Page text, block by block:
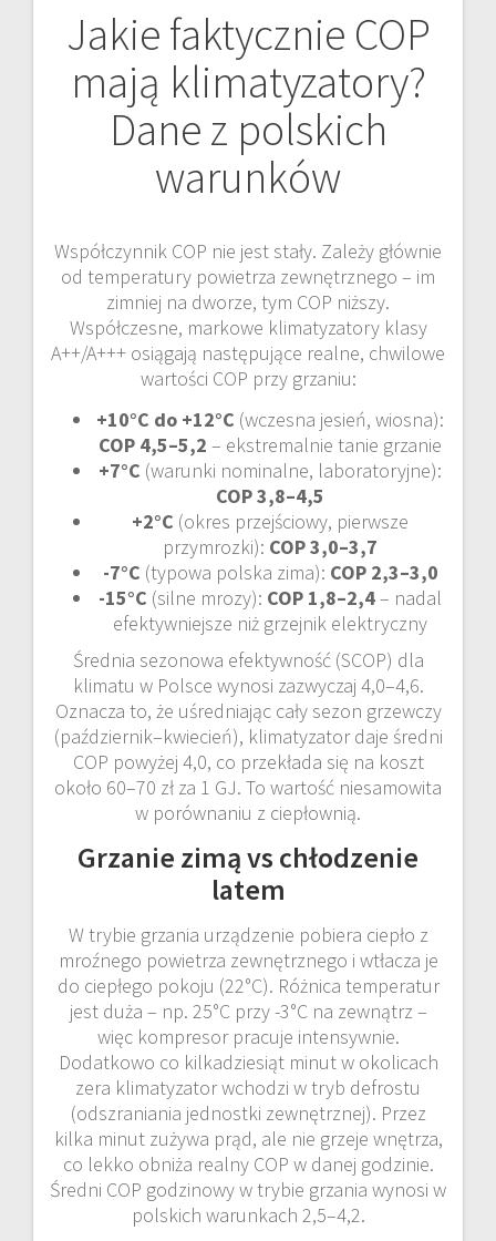
Jakie faktycznie COP
mają klimatyzatory?
Dane z polskich
warunków
Współczynnik COP nie jest stały. Zależy głównie
od temperatury powietrza zewnętrznego – im
zimniej na dworze, tym COP niższy.
Współczesne, markowe klimatyzatory klasy
A++/A+++ osiągają następujące realne, chwilowe
wartości COP przy grzaniu:
+10°C do +12°C (wczesna jesień, wiosna):
COP 4,5–5,2 – ekstremalnie tanie grzanie
+7°C (warunki nominalne, laboratoryjne):
COP 3,8–4,5
+2°C (okres przejściowy, pierwsze
przymrozki): COP 3,0–3,7
-7°C (typowa polska zima): COP 2,3–3,0
-15°C (silne mrozy): COP 1,8–2,4– nadal
efektywniejsze niż grzejnik elektryczny
Średnia sezonowa efektywność (SCOP) dla
klimatu w Polsce wynosi zazwyczaj 4,0–4,6.
Oznacza to, że uśredniając cały sezon grzewczy
(październik–kwiecień), klimatyzator daje średni
COP powyżej 4,0, co przekłada się na koszt
około 60–70 zł za 1 GJ. To wartość niesamowita
w porównaniu z ciepłownią.
Grzanie zimą vs chłodzenie
latem
W trybie grzania urządzenie pobiera ciepło z
mroźnego powietrza zewnętrznego i wtłacza je
do ciepłego pokoju (22°C). Różnica temperatur
jest duża – np. 25°C przy -3°C na zewnątrz –
więc kompresor pracuje intensywnie.
Dodatkowo co kilkadziesiąt minut w okolicach
zera klimatyzator wchodzi w tryb defrostu
(odszraniania jednostki zewnętrznej). Przez
kilka minut zużywa prąd, ale nie grzeje wnętrza,
co lekko obniża realny COP w danej godzinie.
Średni COP godzinowy w trybie grzania wynosi w
polskich warunkach 2,5–4,2.